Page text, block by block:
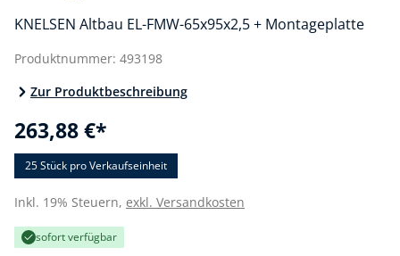
KNELSEN Altbau EL-FMW-65x95x2,5 + Montageplatte
Produktnummer: 493198
Zur Produktbeschreibung
263,88 €*
25 Stück pro Verkaufseinheit
Inkl. 19% Steuern, exkl. Versandkosten
sofort verfügbar